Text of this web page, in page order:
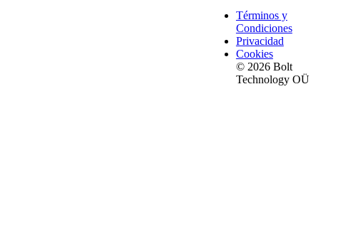
Términos y
Condiciones
Privacidad
Cookies
© 2026 Bolt
Technology OÜ